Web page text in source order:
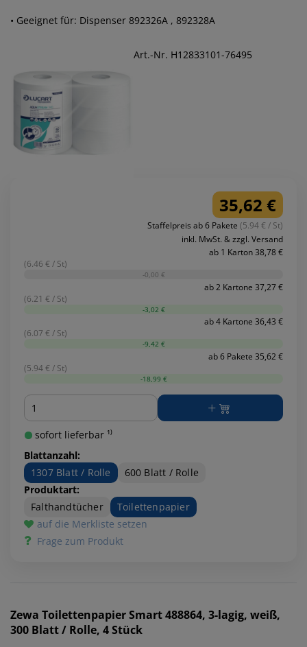
• Geeignet für: Dispenser 892326A , 892328A
Art.-Nr. H12833101-76495
35,62 €
Staffelpreis ab 6 Pakete (5.94 € / St)
inkl. MwSt. & zzgl. Versand
ab 1 Karton 38,78 €
(6.46 € / St)
-0,00 €
ab 2 Kartone 37,27 €
(6.21 € / St)
-3,02 €
ab 4 Kartone 36,43 €
(6.07 € / St)
-9,42 €
ab 6 Pakete 35,62 €
(5.94 € / St)
-18,99 €
Menge
sofort lieferbar ¹⁾
Blattanzahl:
1307 Blatt / Rolle
600 Blatt / Rolle
Produktart:
Falthandtücher
Toilettenpapier
auf die Merkliste setzen
Frage zum Produkt
Zewa Toilettenpapier Smart 488864, 3-lagig, weiß,
300 Blatt / Rolle, 4 Stück